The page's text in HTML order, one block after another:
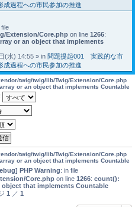
成過程への市民参加の推進
file
Extension/Core.php on line 1266:
or an object that implements
(水) 14:55 » in 問題提起001 実践的な市
成過程への市民参加の推進
twig/twig/lib/Twig/Extension/Core.php
or an object that implements Countable
twig/twig/lib/Twig/Extension/Core.php
or an object that implements Countable
PHP Warning: in file
Core.phpon line 1266: count():
object that implements Countable
1 ／ 1